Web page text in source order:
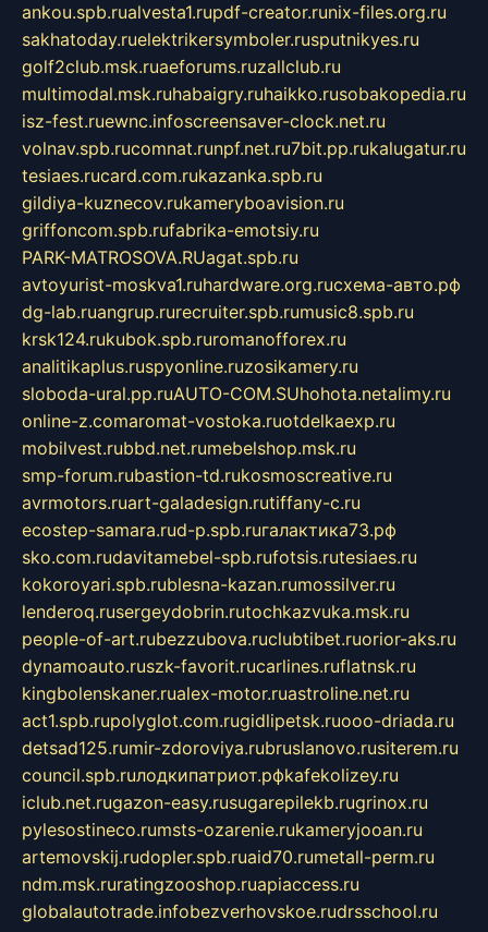
ankou.spb.rualvesta1.rupdf-creator.runix-files.org.ru
sakhatoday.ruelektrikersymboler.rusputnikyes.ru
golf2club.msk.ruaeforums.ruzallclub.ru
multimodal.msk.ruhabaigry.ruhaikko.rusobakopedia.ru
isz-fest.ruewnc.infoscreensaver-clock.net.ru
volnav.spb.rucomnat.runpf.net.ru7bit.pp.rukalugatur.ru
tesiaes.rucard.com.rukazanka.spb.ru
gildiya-kuznecov.rukameryboavision.ru
griffoncom.spb.rufabrika-emotsiy.ru
PARK-MATROSOVA.RUagat.spb.ru
avtoyurist-moskva1.ruhardware.org.ruсхема-авто.рф
dg-lab.ruangrup.rurecruiter.spb.rumusic8.spb.ru
krsk124.rukubok.spb.ruromanofforex.ru
analitikaplus.ruspyonline.ruzosikamery.ru
sloboda-ural.pp.ruAUTO-COM.SUhohota.netalimy.ru
online-z.comaromat-vostoka.ruotdelkaexp.ru
mobilvest.rubbd.net.rumebelshop.msk.ru
smp-forum.rubastion-td.rukosmoscreative.ru
avrmotors.ruart-galadesign.rutiffany-c.ru
ecostep-samara.rud-p.spb.ruгалактика73.рф
sko.com.rudavitamebel-spb.rufotsis.rutesiaes.ru
kokoroyari.spb.rublesna-kazan.rumossilver.ru
lenderoq.rusergeydobrin.rutochkazvuka.msk.ru
people-of-art.rubezzubova.ruclubtibet.ruorior-aks.ru
dynamoauto.ruszk-favorit.rucarlines.ruflatnsk.ru
kingbolenskaner.rualex-motor.ruastroline.net.ru
act1.spb.rupolyglot.com.rugidlipetsk.ruooo-driada.ru
detsad125.rumir-zdoroviya.rubruslanovo.rusiterem.ru
council.spb.ruлодкипатриот.рфkafekolizey.ru
iclub.net.rugazon-easy.rusugarepilekb.rugrinox.ru
pylesostineco.rumsts-ozarenie.rukameryjooan.ru
artemovskij.rudopler.spb.ruaid70.rumetall-perm.ru
ndm.msk.ruratingzooshop.ruapiaccess.ru
globalautotrade.infobezverhovskoe.rudrsschool.ru